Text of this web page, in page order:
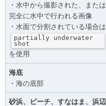
・水中から撮影された、または
完全に水中で行われる画像
・水面で分割されている場合は
partially underwater
shot
を使用
海底
・海の底部
砂浜、ビーチ、すなはま、浜辺